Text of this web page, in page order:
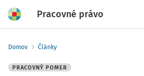
Pracovné právo
Domov Články
PRACOVNÝ POMER